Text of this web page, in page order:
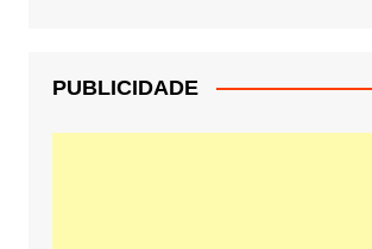
PUBLICIDADE